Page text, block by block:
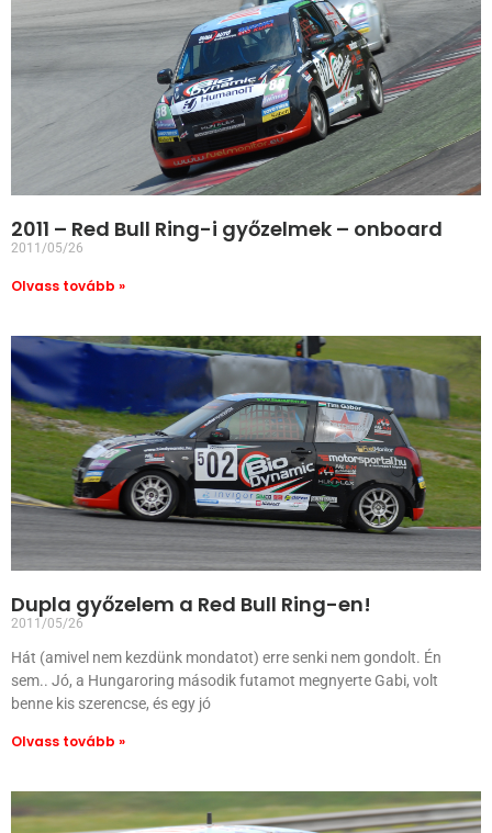
2011 – Red Bull Ring-i győzelmek – onboard
2011/05/26
Olvass tovább »
Dupla győzelem a Red Bull Ring-en!
2011/05/26
Hát (amivel nem kezdünk mondatot) erre senki nem gondolt. Én
sem.. Jó, a Hungaroring második futamot megnyerte Gabi, volt
benne kis szerencse, és egy jó
Olvass tovább »